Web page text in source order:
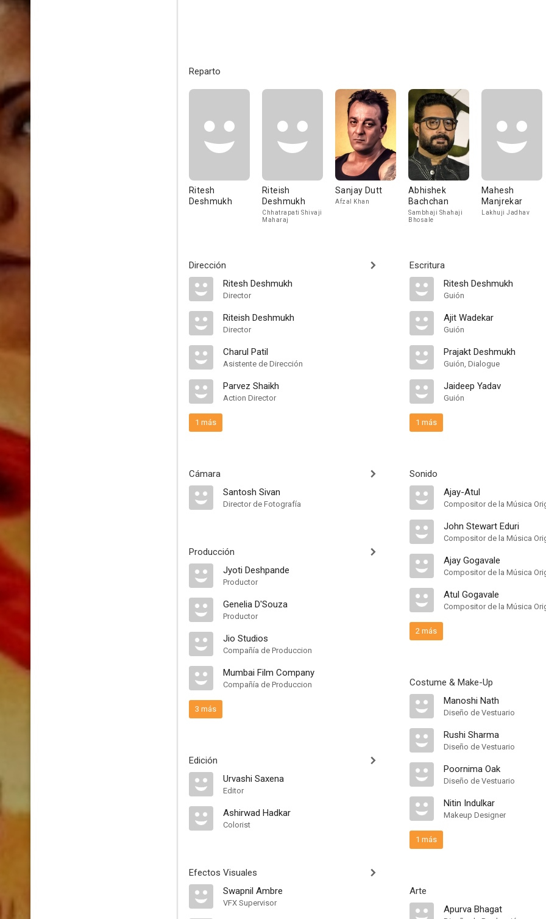
Reparto
Ritesh
Deshmukh
Riteish
Deshmukh
Chhatrapati Shivaji
Maharaj
Sanjay Dutt
Afzal Khan
Abhishek
Bachchan
Sambhaji Shahaji
Bhosale
Mahesh
Manjrekar
Lakhuji Jadhav
Dirección
Ritesh Deshmukh
Director
Riteish Deshmukh
Director
Charul Patil
Asistente de Dirección
Parvez Shaikh
Action Director
1 más
Cámara
Santosh Sivan
Director de Fotografía
Producción
Jyoti Deshpande
Productor
Genelia D'Souza
Productor
Jio Studios
Compañía de Produccion
Mumbai Film Company
Compañía de Produccion
3 más
Edición
Urvashi Saxena
Editor
Ashirwad Hadkar
Colorist
Efectos Visuales
Swapnil Ambre
VFX Supervisor
Escritura
Ritesh Deshmukh
Guión
Ajit Wadekar
Guión
Prajakt Deshmukh
Guión, Dialogue
Jaideep Yadav
Guión
1 más
Sonido
Ajay-Atul
Compositor de la Música
John Stewart Eduri
Compositor de la Música
Ajay Gogavale
Compositor de la Música
Atul Gogavale
Compositor de la Música
2 más
Costume & Make-Up
Manoshi Nath
Diseño de Vestuario
Rushi Sharma
Diseño de Vestuario
Poornima Oak
Diseño de Vestuario
Nitin Indulkar
Makeup Designer
1 más
Arte
Apurva Bhagat